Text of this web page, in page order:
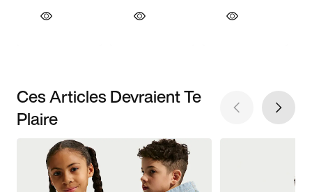
Ces Articles Devraient Te
Plaire